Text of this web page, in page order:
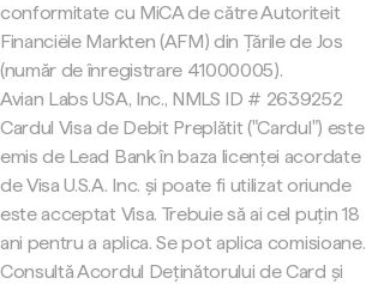
conformitate cu MiCA de către Autoriteit
Financiële Markten (AFM) din Țările de Jos
(număr de înregistrare 41000005).
Avian Labs USA, Inc., NMLS ID # 2639252
Cardul Visa de Debit Preplătit ("Cardul") este
emis de Lead Bank în baza licenței acordate
de Visa U.S.A. Inc. și poate fi utilizat oriunde
este acceptat Visa. Trebuie să ai cel puțin 18
ani pentru a aplica. Se pot aplica comisioane.
Consultă Acordul Deținătorului de Card și